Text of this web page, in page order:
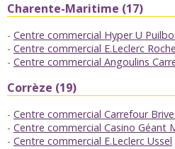
Charente-Maritime (17)
Centre commercial Hyper U
Centre commercial E.Leclerc
Centre commercial Angoulins
Corrèze (19)
Centre commercial Carrefour
Centre commercial Casino Géant
Centre commercial E.Leclerc Ussel